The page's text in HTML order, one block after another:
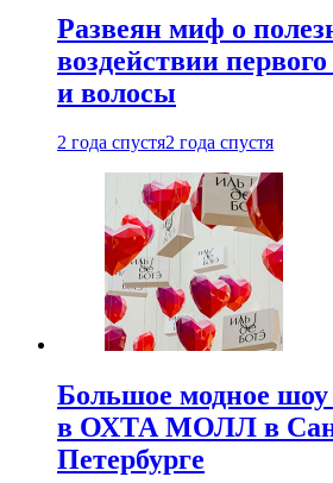
Развеян миф о
воздействии
и волосы
2 года спустя2 года спустя
Большое модное шоу
в ОХТА МОЛЛ в
Петербурге